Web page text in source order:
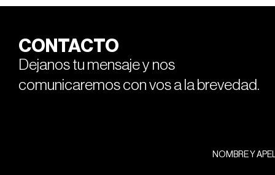
CONTACTO
Dejanos tu mensaje y nos
comunicaremos con vos a la brevedad.
NOMBRE Y